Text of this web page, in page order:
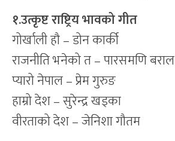
१.उत्कृष्ट राष्ट्रिय भावको गीत
गोर्खाली हौ – डोन कार्की
राजनीति भनेको त – पारसमणि बराल
प्यारो नेपाल – प्रेम गुरुङ
हाम्रो देश – सुरेन्द्र खड्का
वीरताको देश – जेनिशा गौतम